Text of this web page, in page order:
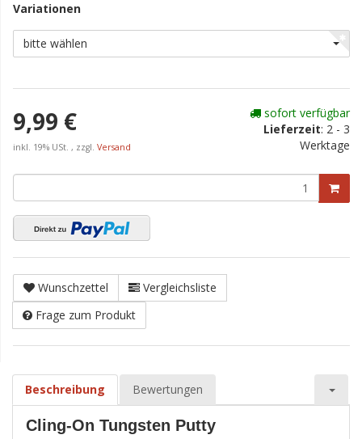
Variationen
bitte wählen
9,99 €
inkl. 19% USt. , zzgl. Versand
sofort verfügbar
Lieferzeit: 2 - 3
Werktage
Wunschzettel
Vergleichsliste
Frage zum Produkt
Beschreibung Bewertungen
Cling-On Tungsten Putty